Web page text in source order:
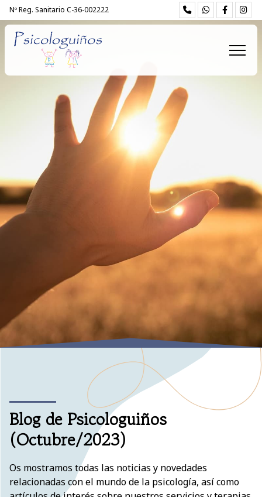
Nº Reg. Sanitario C-36-002222
Blog de Psicologuiños
(Octubre/2023)
Os mostramos todas las noticias y novedades
relacionadas con el mundo de la psicología, así como